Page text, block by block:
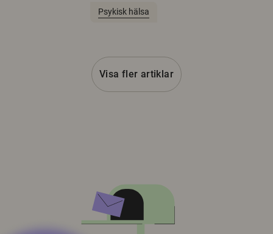
Psykisk hälsa
Visa fler artiklar